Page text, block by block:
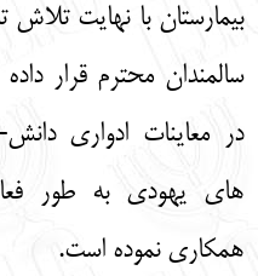
بیمارستان با نهایت تلاش
سالمندان محترم قرار
در معاینات ادواری
های یهودی به طور
همکاری نموده است.